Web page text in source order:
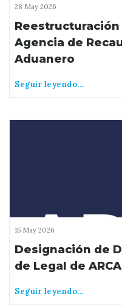
28 May 2026
Agencia de
Aduanero
Seguir leyendo...
15 May 2026
Designación de
de Legal de ARCA
Seguir leyendo...